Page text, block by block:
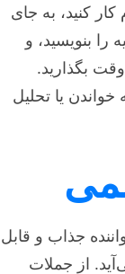
کنید، به جای
را بنویسید، و
بگذارید.
خواندن یا تحلیل
جذاب و قابل
از جملات